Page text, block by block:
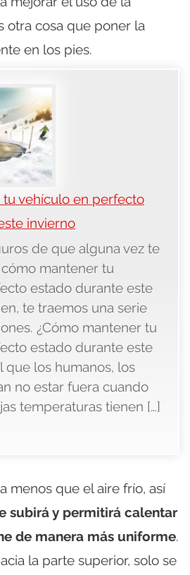
otra cosa que poner la
en los pies.
vehículo en perfecto
invierno
de que alguna vez te
mantener tu
estado durante este
te traemos una serie
¿Cómo mantener tu
estado durante este
que los humanos, los
no estar fuera cuando
temperaturas tienen […]
menos que el aire frío, así
subirá y permitirá calentar
de manera más uniforme.
la parte superior, solo se